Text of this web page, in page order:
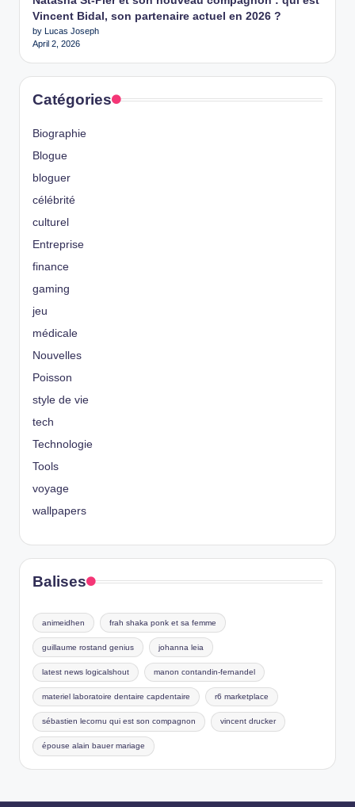
Vincent Bidal, son partenaire actuel en 2026 ?
by Lucas Joseph
April 2, 2026
Catégories
Biographie
Blogue
bloguer
célébrité
culturel
Entreprise
finance
gaming
jeu
médicale
Nouvelles
Poisson
style de vie
tech
Technologie
Tools
voyage
wallpapers
Balises
animeidhen frah shaka ponk et sa femme
guillaume rostand genius johanna leia
latest news logicalshout manon contandin-fernandel
materiel laboratoire dentaire capdentaire r6 marketplace
sébastien lecornu qui est son compagnon vincent drucker
épouse alain bauer mariage